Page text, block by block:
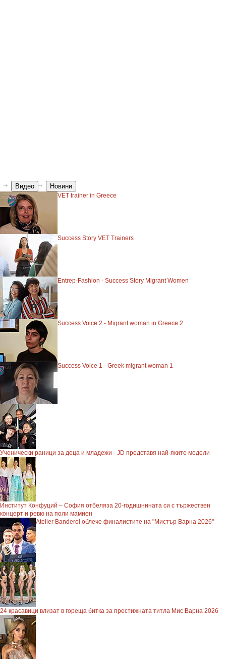
Видео Новини
VET trainer in Greece
Success Story VET Trainers
Entrep-Fashion - Success Story Migrant Women
Success Voice 2 - Migrant woman in Greece 2
Success Voice 1 - Greek migrant woman 1
Ученически раници за деца и младежи - JD представя най-яките модели
Институт Конфуций – София отбеляза 20-годишнината си с тържествен
концерт и ревю на поли мамиен
Atelier Banderol облече финалистите на "Мистър Варна 2026"
24 красавици влизат в гореща битка за престижната титла Мис Варна 2026